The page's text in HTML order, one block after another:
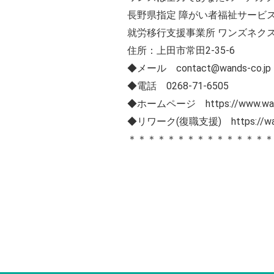
長野県指定 障がい者福祉サービ
就労移行支援事業所 ワンズネク
住所：上田市常田2-35-6
◆メール contact@wands-co.jp
◆電話 0268-71-6505
◆ホームページ https://
◆リワーク(復職支援) https://
＊＊＊＊＊＊＊＊＊＊＊＊＊＊